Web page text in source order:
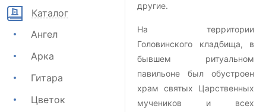
Каталог
Ангел
Арка
Гитара
Цветок
другие.
На территории
Головинского кладбища, в
бывшем ритуальном
павильоне был обустроен
храм святых Царственных
мучеников и всех